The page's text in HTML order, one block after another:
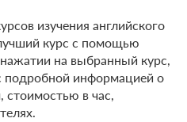
изучения английского
курс с помощью
на выбранный курс,
подробной информацией о
стоимостью в час,